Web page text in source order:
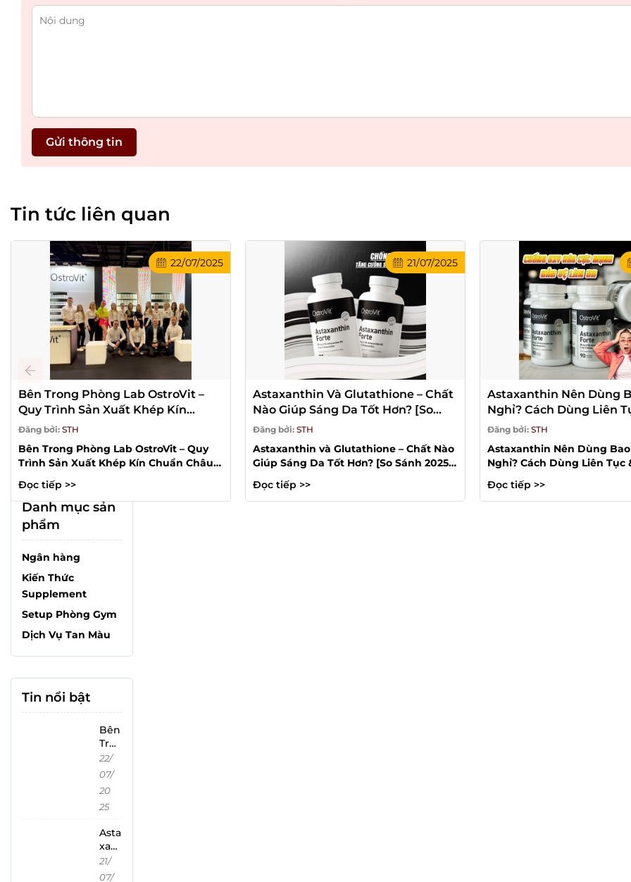
Gửi thông tin
Tin tức liên quan
22/07/2025
Bên Trong Phòng Lab OstroVit –
Quy Trình Sản Xuất Khép Kín
Chuẩn Châu Âu
Đăng bởi: STH
Bên Trong Phòng Lab OstroVit – Quy
Trình Sản Xuất Khép Kín Chuẩn Châu
Âu OstroVit – thương hiệu thực phẩm...
Đọc tiếp >>
21/07/2025
Astaxanthin Và Glutathione – Chất
Nào Giúp Sáng Da Tốt Hơn? [So
Sánh 2025]
Đăng bởi: STH
Astaxanthin và Glutathione – Chất Nào
Giúp Sáng Da Tốt Hơn? [So Sánh 2025]
Nếu bạn đang tìm một hoạt chất...
Đọc tiếp >>
Astaxanthin Nên Dùng
Nghỉ? Cách Dùng Liên
Quả Nhất
Đăng bởi: STH
Astaxanthin Nên Dùng
Nghỉ? Cách Dùng Liên Tục
Nhất Astaxanthin được
“vua...
Đọc tiếp >>
Danh mục sản
phẩm
Ngân hàng
Kiến Thức
Supplement
Setup Phòng Gym
Dịch Vụ Tan Màu
Tin nổi bật
Bên
Tro
ng
Phò
ng
Lab
Ostr
–
Quy
Trìn
h
22/
07/
20
25
Asta
xan
thin
Và
21/
07/